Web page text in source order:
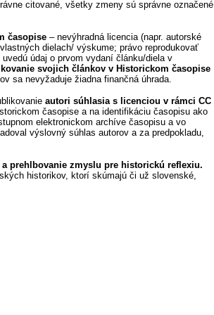
citované, všetky zmeny sú správne označené
časopise – nevýhradná licencia (napr. autorské
dielach/ výskume; právo reprodukovať
údaj o prvom vydaní článku/diela v
svojich článkov v Historickom časopise
sa nevyžaduje žiadna finančná úhrada.
autori súhlasia s licenciou v rámci CC
časopise a na identifikáciu časopisu ako
elektronickom archíve časopisu a vo
výslovný súhlas autorov a za predpokladu,
prehlbovanie zmyslu pre historickú reflexiu.
historikov, ktorí skúmajú či už slovenské,